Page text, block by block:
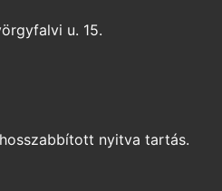
u. 15.
nyitva tartás.